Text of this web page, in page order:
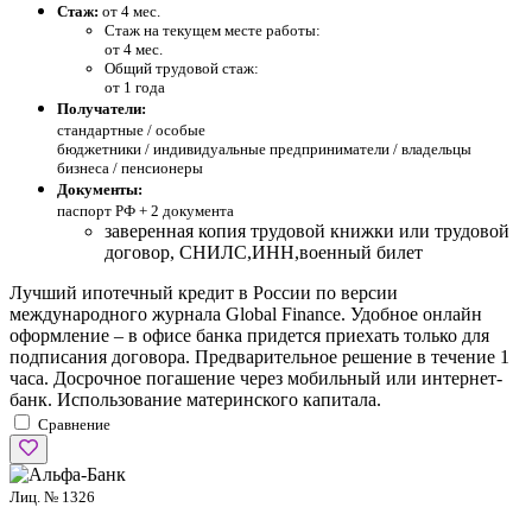
Стаж: от 4 мес.
Стаж на текущем месте работы:
от 4 мес.
Общий трудовой стаж:
от 1 года
Получатели:
стандартные / особые
бюджетники / индивидуальные предприниматели / владельцы
бизнеса / пенсионеры
Документы:
паспорт РФ + 2 документа
заверенная копия трудовой книжки или трудовой
договор, СНИЛС,ИНН,военный билет
Лучший ипотечный кредит в России по версии
международного журнала Global Finance. Удобное онлайн
оформление – в офисе банка придется приехать только для
подписания договора. Предварительное решение в течение 1
часа. Досрочное погашение через мобильный или интернет-
банк. Использование материнского капитала.
Сравнение
Лиц. № 1326